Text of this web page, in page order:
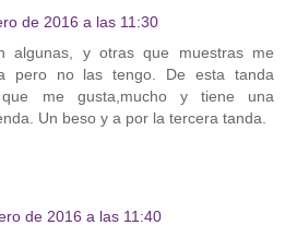
de 2016 a las 11:30
algunas, y otras que muestras me
pero no las tengo. De esta tanda
me gusta,mucho y tiene una
Un beso y a por la tercera tanda.
de 2016 a las 11:40